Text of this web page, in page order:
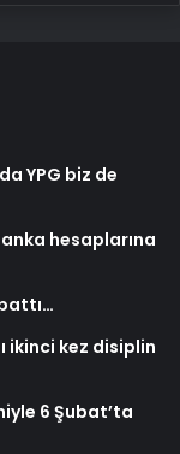
YPG biz de
hesaplarına
ikinci kez disiplin
6 Şubat’ta